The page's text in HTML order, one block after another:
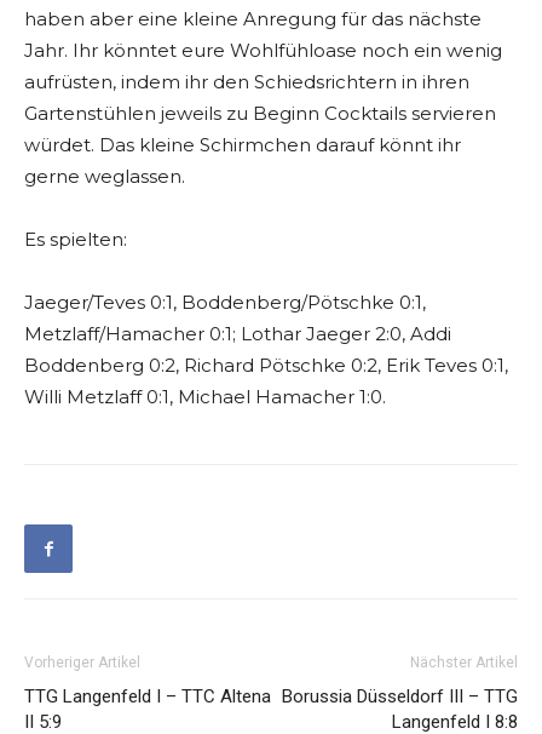
haben aber eine kleine Anregung für das nächste
Jahr. Ihr könntet eure Wohlfühloase noch ein wenig
aufrüsten, indem ihr den Schiedsrichtern in ihren
Gartenstühlen jeweils zu Beginn Cocktails servieren
würdet. Das kleine Schirmchen darauf könnt ihr
gerne weglassen.
Es spielten:
Jaeger/Teves 0:1, Boddenberg/Pötschke 0:1,
Metzlaff/Hamacher 0:1; Lothar Jaeger 2:0, Addi
Boddenberg 0:2, Richard Pötschke 0:2, Erik Teves 0:1,
Willi Metzlaff 0:1, Michael Hamacher 1:0.
Vorheriger Artikel
TTG Langenfeld I – TTC Altena
II 5:9
Nächster Artikel
Borussia Düsseldorf III – TTG
Langenfeld I 8:8